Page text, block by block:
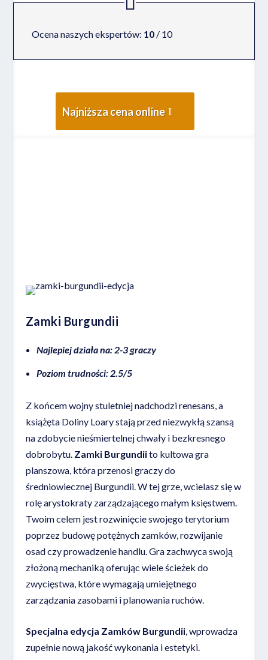
Ocena naszych ekspertów: 10 / 10
Najniższa cena online
Zamki Burgundii
Najlepiej działa na: 2-3 graczy
Poziom trudności: 2.5/5
Z końcem wojny stuletniej nadchodzi renesans, a
książęta Doliny Loary stają przed niezwykłą szansą
na zdobycie nieśmiertelnej chwały i bezkresnego
dobrobytu. Zamki Burgundiito kultowa gra
planszowa, która przenosi graczy do
średniowiecznej Burgundii. W tej grze, wcielasz się w
rolę arystokraty zarządzającego małym księstwem.
Twoim celem jest rozwinięcie swojego terytorium
poprzez budowę potężnych zamków, rozwijanie
osad czy prowadzenie handlu. Gra zachwyca swoją
złożoną mechaniką oferując wiele ścieżek do
zwycięstwa, które wymagają umiejętnego
zarządzania zasobami i planowania ruchów.
Specjalna edycja Zamków Burgundii, wprowadza
zupełnie nową jakość wykonania i estetyki.